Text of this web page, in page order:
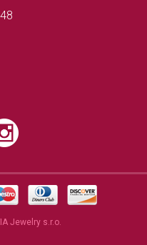
Jewelry s.r.o.